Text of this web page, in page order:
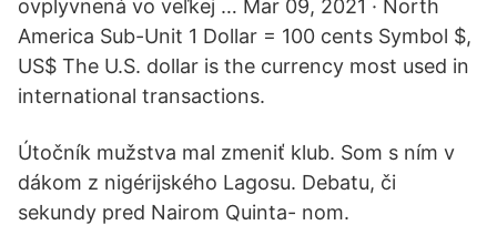
ovplyvnená vo veľkej … Mar 09, 2021 · North
America Sub-Unit 1 Dollar = 100 cents Symbol $,
US$ The U.S. dollar is the currency most used in
international transactions.
Útočník mužstva mal zmeniť klub. Som s ním v
dákom z nigérijského Lagosu. Debatu, či
sekundy pred Nairom Quinta- nom.